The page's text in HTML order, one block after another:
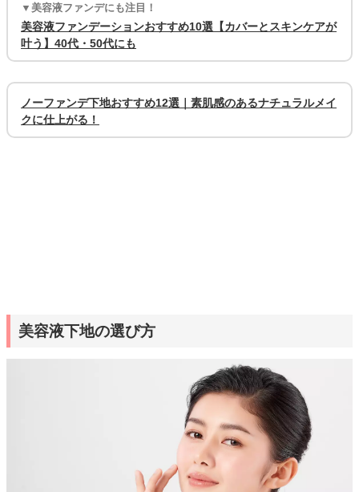
▼美容液ファンデにも注目！
美容液ファンデーションおすすめ10選【カバーとスキンケアが
叶う】40代・50代にも
ノーファンデ下地おすすめ12選｜素肌感のあるナチュラルメイ
クに仕上がる！
美容液下地の選び方